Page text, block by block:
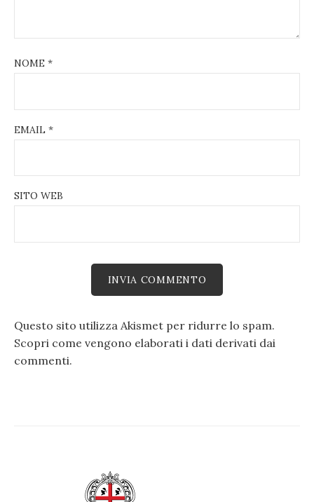
NOME *
EMAIL *
SITO WEB
Questo sito utilizza Akismet per ridurre lo spam.
Scopri come vengono elaborati i dati derivati dai
commenti.